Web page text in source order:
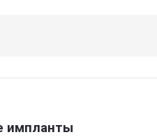
импланты